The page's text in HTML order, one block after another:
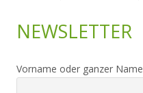
NEWSLETTER
Vorname oder ganzer Name